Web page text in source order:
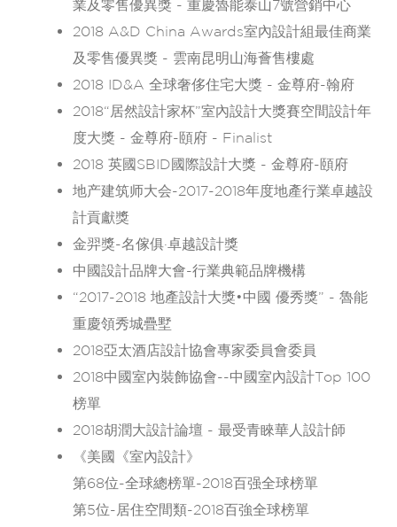
業及零售優異獎 - 重慶魯能泰山7號營銷中心
2018 A&D China Awards室內設計組最佳商業
及零售優異獎 - 雲南昆明山海薈售樓處
2018 ID&A 全球奢侈住宅大獎 - 金尊府-翰府
2018“居然設計家杯”室內設計大獎賽空間設計年
度大獎 - 金尊府-頤府 - Finalist
2018 英國SBID國際設計大獎 - 金尊府-頤府
地产建筑师大会-2017-2018年度地產行業卓越設
計貢獻獎
金羿獎-名傢俱·卓越設計獎
中國設計品牌大會-行業典範品牌機構
“2017-2018 地產設計大獎•中國 優秀獎” - 魯能
重慶領秀城疊墅
2018亞太酒店設計協會專家委員會委員
2018中國室內裝飾協會--中國室內設計Top 100
榜單
2018胡潤大設計論壇 - 最受青睞華人設計師
《美國《室內設計》
第68位-全球總榜單-2018百强全球榜單
第5位-居住空間類-2018百強全球榜單